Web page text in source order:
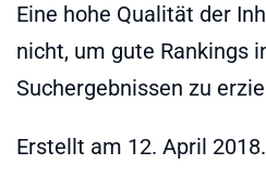
Eine hohe Qualität der
nicht, um gute Rankings
Suchergebnissen zu
Erstellt am 12. April 2018.